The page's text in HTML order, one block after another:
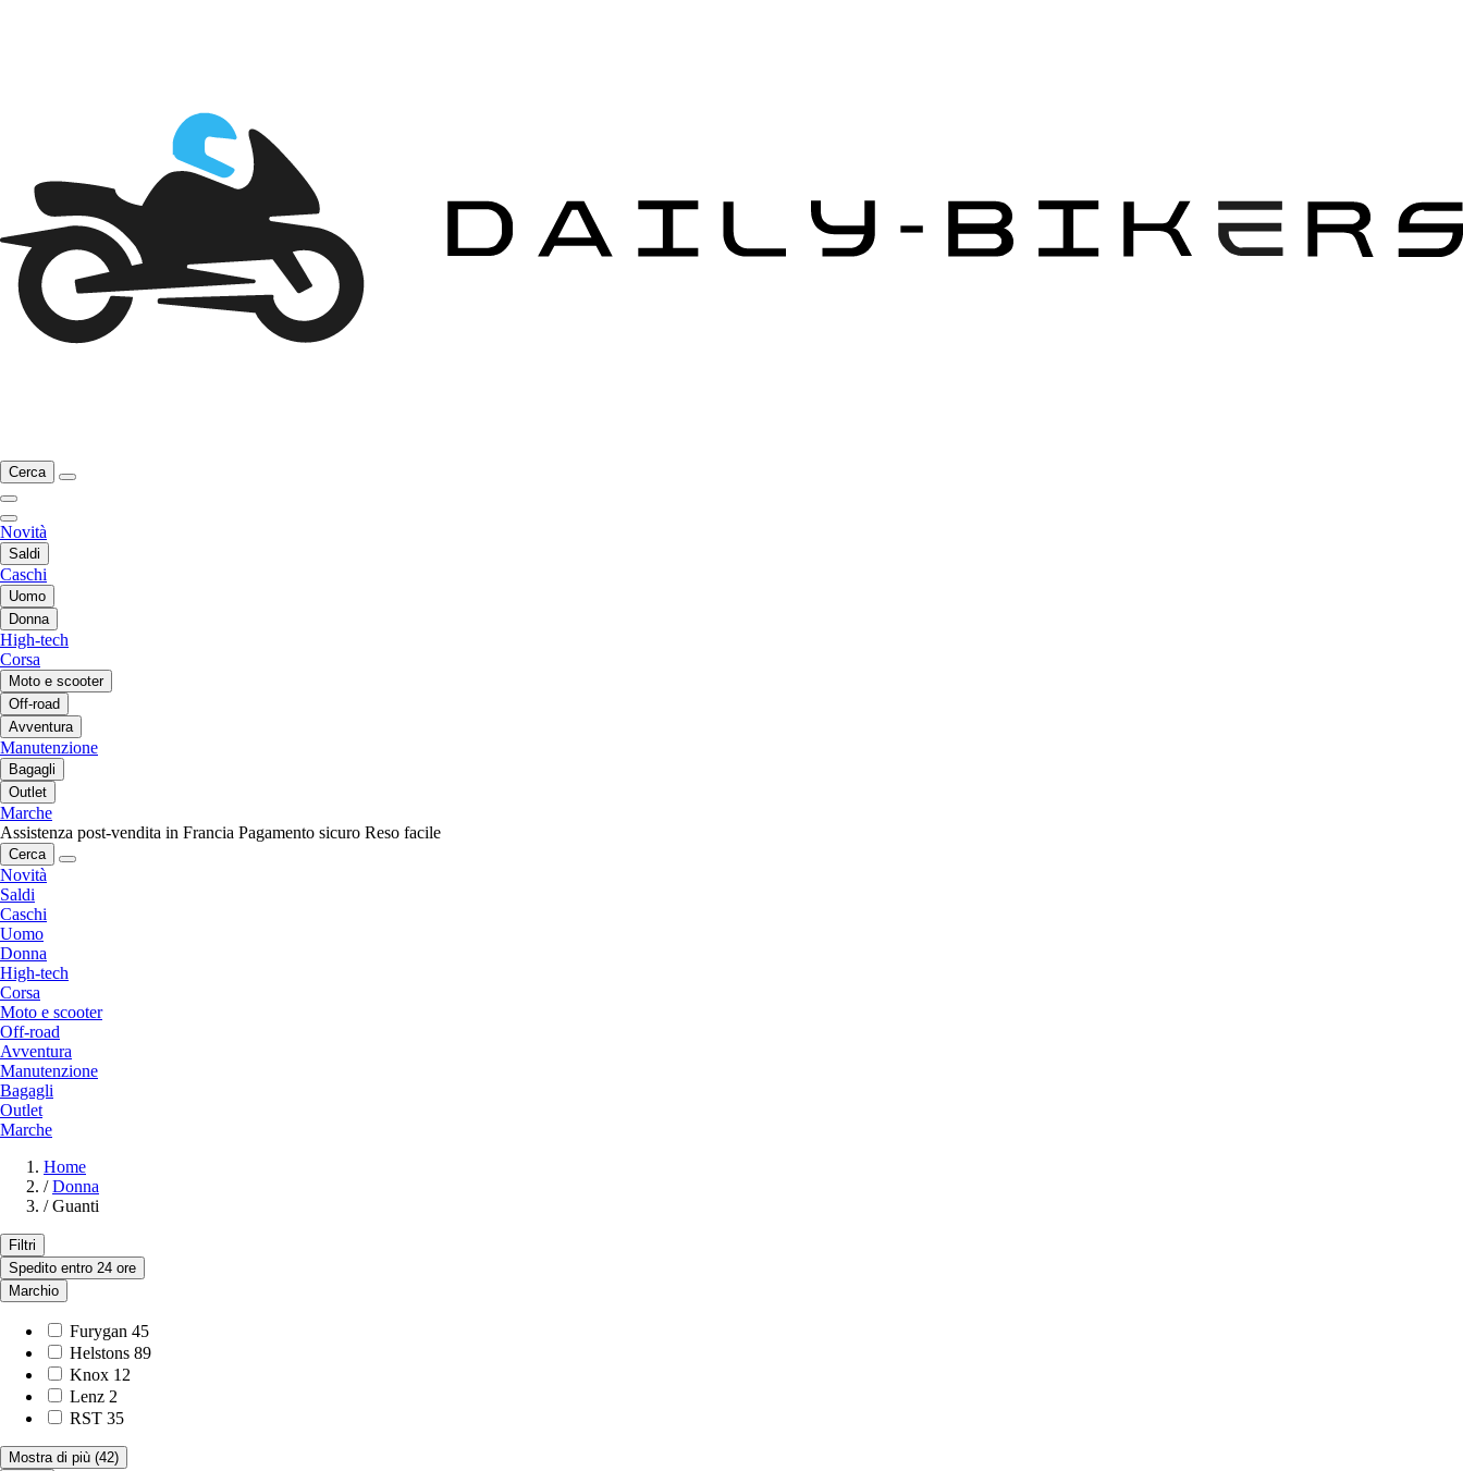
Cerca
Novità
Saldi
Caschi
Uomo
Donna
High-tech
Corsa
Moto e scooter
Off-road
Avventura
Manutenzione
Bagagli
Outlet
Marche
Assistenza post-vendita in Francia Pagamento sicuro Reso facile
Cerca
Novità
Saldi
Caschi
Uomo
Donna
High-tech
Corsa
Moto e scooter
Off-road
Avventura
Manutenzione
Bagagli
Outlet
Marche
Home
/ Donna
/ Guanti
Filtri
Spedito entro 24 ore
Marchio
Furygan 45
Helstons 89
Knox 12
Lenz 2
RST 35
Mostra di più (42)